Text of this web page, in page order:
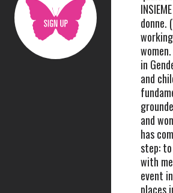
donne.
in
and
and
has
step: to
with
event
places